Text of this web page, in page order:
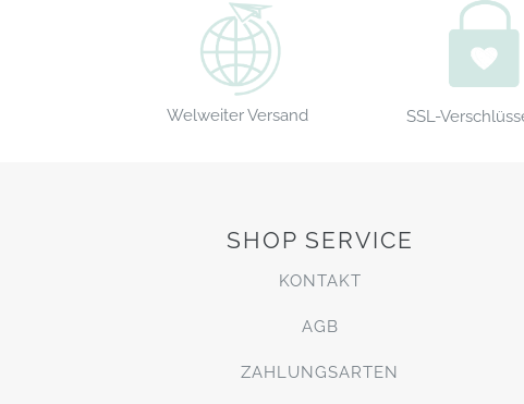
Welweiter Versand SSL-
SHOP SERVICE
KONTAKT
AGB
ZAHLUNGSARTEN